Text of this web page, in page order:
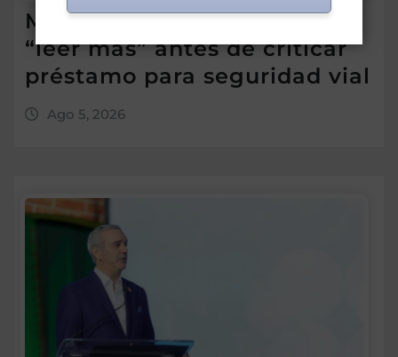
Morrison insta a diputados a
“leer más” antes de criticar
préstamo para seguridad vial
Ago 5, 2026